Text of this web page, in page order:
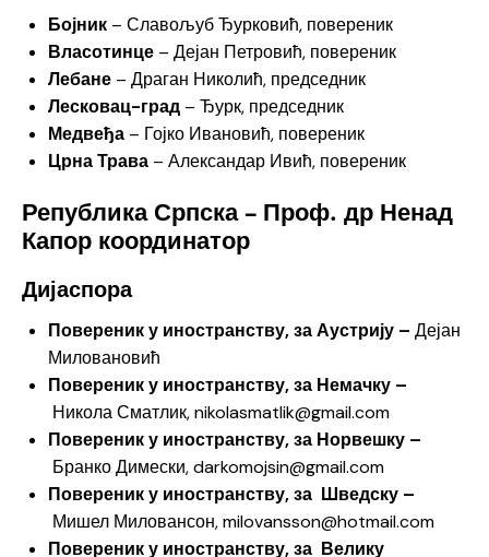
Бојник – Славољуб Ђурковић, повереник
Власотинце – Дејан Петровић, повереник
Лебане – Драган Николић, председник
Лесковац-град – Ђурк, председник
Медвеђа – Гојко Ивановић, повереник
Црна Трава – Александар Ивић, повереник
Република Српска – Проф. др Ненад
Капор координатор
Дијаспора
Повереник у иностранству, за Аустрију – Дејан
Миловановић
Повереник у иностранству, за Немачку –
Никола Сматлик, nikolasmatlik@gmail.com
Повереник у иностранству, за Норвешку –
Бранко Димески, darkomojsin@gmail.com
Повереник у иностранству, за Шведску –
Мишел Миловансон, milovansson@hotmail.com
Повереник у иностранству, за Велику